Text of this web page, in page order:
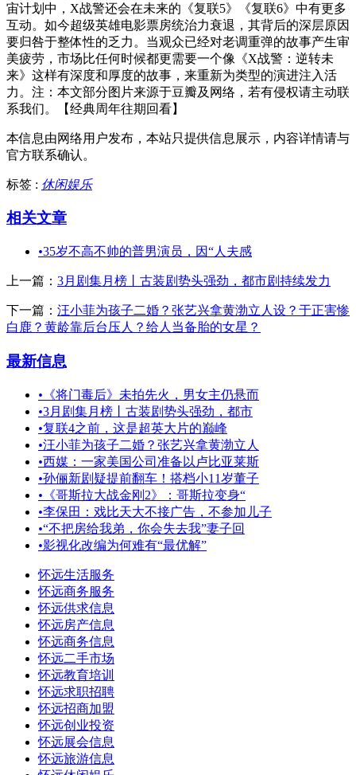
宙计划中，X战警还会在未来的《复联5》《复联6》中有更多
互动。如今超级英雄电影票房统治力衰退，其背后的深层原因
要归咎于整体性的乏力。当观众已经对老调重弹的故事产生审
美疲劳，市场比任何时候都更需要一个像《X战警：逆转未
来》这样有深度和厚度的故事，来重新为类型的演进注入活
力。注：本文部分图片来源于豆瓣及网络，若有侵权请主动联
系我们。【经典周年往期回看】
本信息由网络用户发布， 本站只提供信息展示，内容详情请与
官方联系确认。
标签 : 休闲娱乐
相关文章
•35岁不高不帅的普男演员，因“人夫感
上一篇： 3月剧集月榜丨古装剧势头强劲，都市剧持续发力
下一篇： 汪小菲为孩子二婚？张艺兴拿黄渤立人设？于正害惨
白鹿？黄龄靠后台压人？给人当备胎的女星？
最新信息
• 《将门毒后》未拍先火，男女主仍悬而
•3月剧集月榜丨古装剧势头强劲，都市
•复联4之前，这是超英大片的巅峰
•汪小菲为孩子二婚？张艺兴拿黄渤立人
•西媒：一家美国公司准备以卢比亚莱斯
•孙俪新剧疑提前翻车！搭档小11岁董子
• 《哥斯拉大战金刚2》：哥斯拉变身“
•李保田：戏比天大不接广告，不参加儿子
•“不把房给我弟，你会失去我”妻子回
•影视化改编为何难有“最优解”
怀远生活服务
怀远商务服务
怀远供求信息
怀远房产信息
怀远商务信息
怀远二手市场
怀远教育培训
怀远求职招聘
怀远招商加盟
怀远创业投资
怀远展会信息
怀远旅游信息